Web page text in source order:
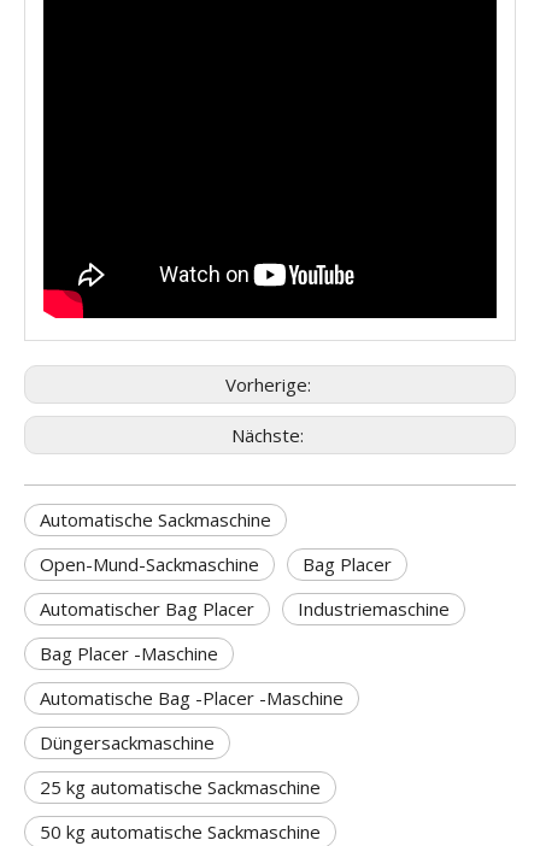
Vorherige:
Nächste:
Automatische Sackmaschine
Open-Mund-Sackmaschine
Bag Placer
Automatischer Bag Placer
Industriemaschine
Bag Placer -Maschine
Automatische Bag -Placer -Maschine
Düngersackmaschine
25 kg automatische Sackmaschine
50 kg automatische Sackmaschine